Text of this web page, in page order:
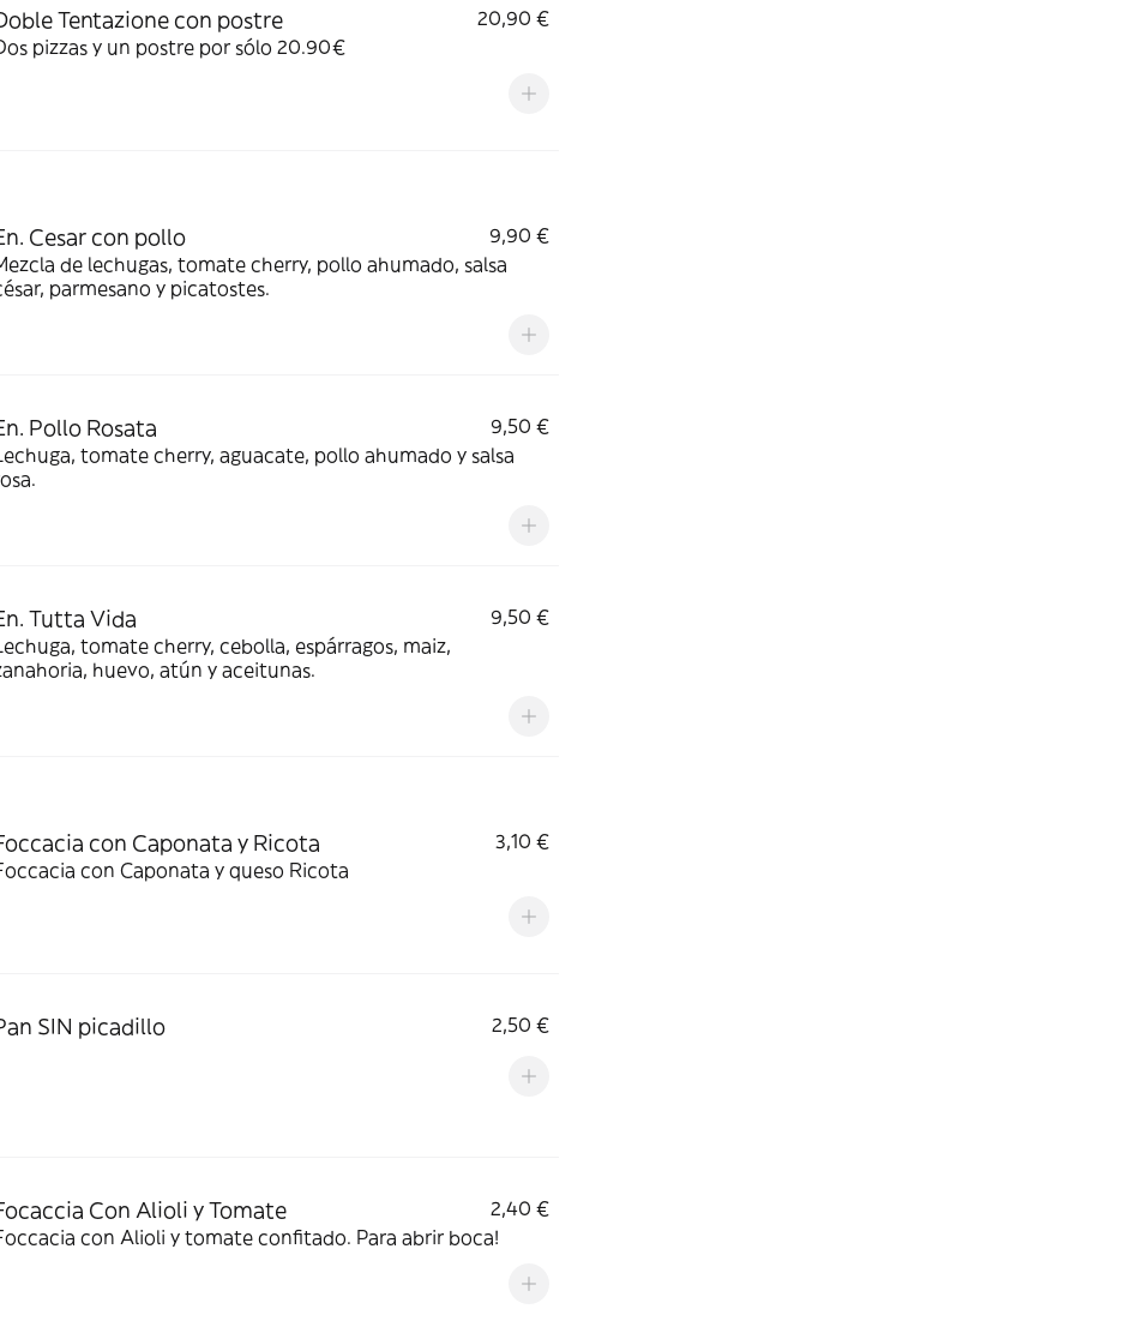
Tentazione con postre
20,90 €
pizzas y un postre por sólo 20.90€
Cesar con pollo
9,90 €
de lechugas, tomate cherry, pollo ahumado, salsa
parmesano y picatostes.
Pollo Rosata
9,50 €
tomate cherry, aguacate, pollo ahumado y salsa
Tutta Vida
9,50 €
tomate cherry, cebolla, espárragos, maiz,
huevo, atún y aceitunas.
con Caponata y Ricota
3,10 €
con Caponata y queso Ricota
SIN picadillo 2,50 €
Con Alioli y Tomate
2,40 €
con Alioli y tomate confitado. Para abrir boca!